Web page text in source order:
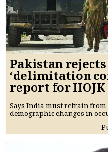
Pakistan
‘delimitation
report for IIOJK
Says India must refrain
demographic changes in